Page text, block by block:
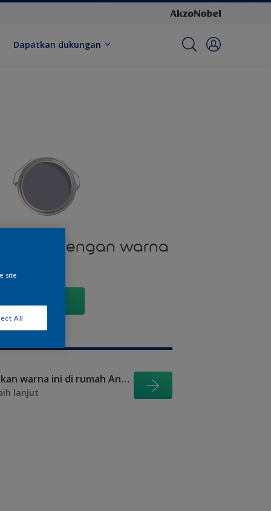
Dapatkan dukungan
dengan warna
Visualisasikan warna ini di rumah Anda
lanjut
site
All